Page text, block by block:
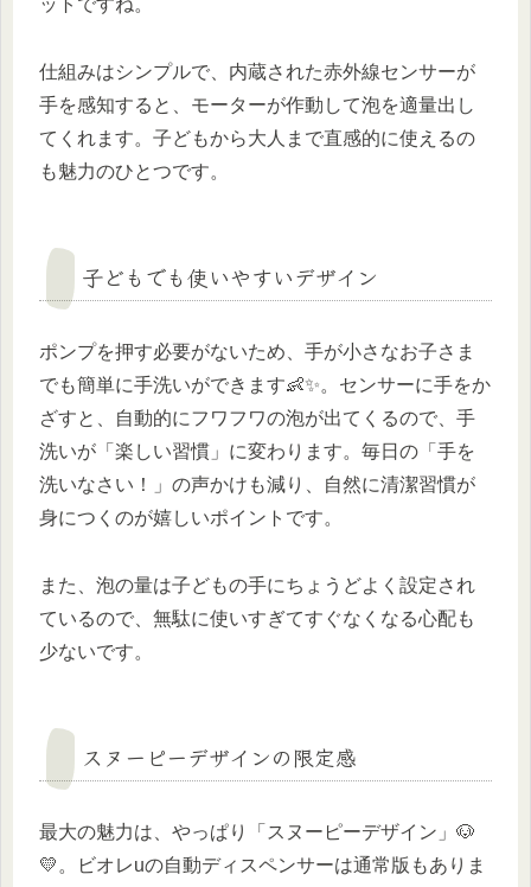
ットですね。
仕組みはシンプルで、内蔵された赤外線センサーが
手を感知すると、モーターが作動して泡を適量出し
てくれます。子どもから大人まで直感的に使えるの
も魅力のひとつです。
子どもでも使いやすいデザイン
ポンプを押す必要がないため、手が小さなお子さま
でも簡単に手洗いができます👶✨。センサーに手をか
ざすと、自動的にフワフワの泡が出てくるので、手
洗いが「楽しい習慣」に変わります。毎日の「手を
洗いなさい！」の声かけも減り、自然に清潔習慣が
身につくのが嬉しいポイントです。
また、泡の量は子どもの手にちょうどよく設定され
ているので、無駄に使いすぎてすぐなくなる心配も
少ないです。
スヌーピーデザインの限定感
最大の魅力は、やっぱり「スヌーピーデザイン」🐶
💛。ビオレuの自動ディスペンサーは通常版もありま